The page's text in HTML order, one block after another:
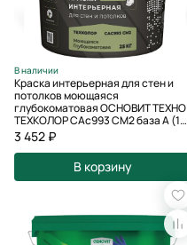
В наличии
Краска интерьерная для стен и
потолков моющаяся
глубокоматовая ОСНОВИТ ТЕХНО
ТЕХКОЛОР САс993 СМ2 база А (14
кг)
3 452 ₽
В корзину